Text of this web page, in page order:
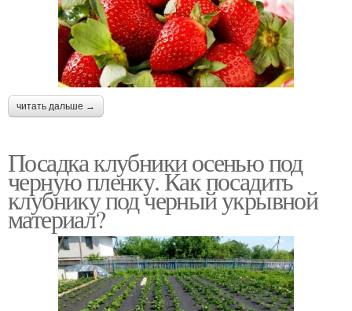
читать дальше →
Посадка клубники осенью под
черную пленку. Как посадить
клубнику под черный укрывной
материал?